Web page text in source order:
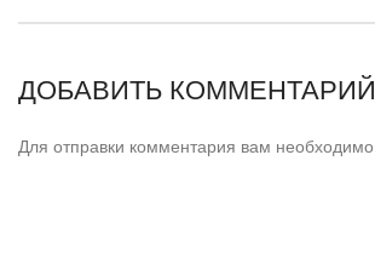
ДОБАВИТЬ КОММЕНТАРИЙ
Для отправки комментария вам необходимо